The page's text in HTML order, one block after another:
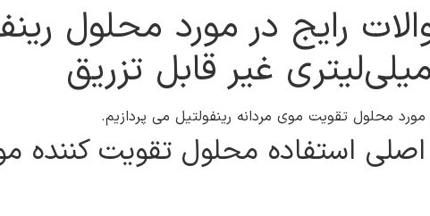
رایج در مورد محلول
مورد محلول تقویت موی مردانه رینفولتیل می پردازیم.
اصلی استفاده محلول تقویت کننده